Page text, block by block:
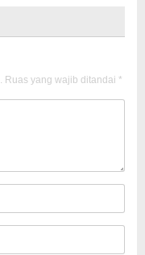
Ruas yang wajib ditandai *